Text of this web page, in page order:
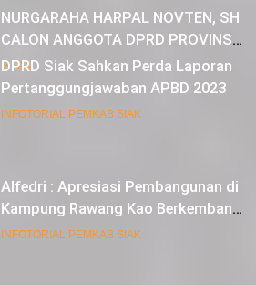
NURGARAHA HARPAL NOVTEN, SH
CALON ANGGOTA DPRD PROVINSI
DKI JAKARTA
IKLAN
DPRD Siak Sahkan Perda Laporan
Pertanggungjawaban APBD 2023
INFOTORIAL PEMKAB SIAK
Alfedri : Apresiasi Pembangunan di
Kampung Rawang Kao Berkembang
Pesat
INFOTORIAL PEMKAB SIAK